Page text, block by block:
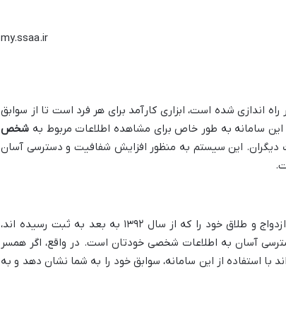
my.ssaa.ir
اندازی شده است، ابزاری کارآمد برای هر فرد است تا از سوابق
این سامانه به طور خاص برای مشاهده اطلاعات مربوط به شخص
دیگران. این سیستم به منظور افزایش شفافیت و دسترسی آسان
این سامانه به شما این امکان را می دهد که وقایع ازدواج و طلاق خود را که از سال ۱۳۹۲ به بعد به ثبت رسیده اند،
آسان به اطلاعات شخصی خودتان است. در واقع، اگر همسر
با استفاده از این سامانه، سوابق خود را به شما نشان دهد و به